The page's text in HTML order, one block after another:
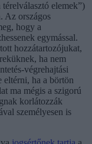
elemek”)
Az országos
hogy a
egymással.
hozzátartozójukat,
ha nem
végrehajtási
eltérni, ha a börtön
ma mégis a szigorú
korlátozzák
személyesen is